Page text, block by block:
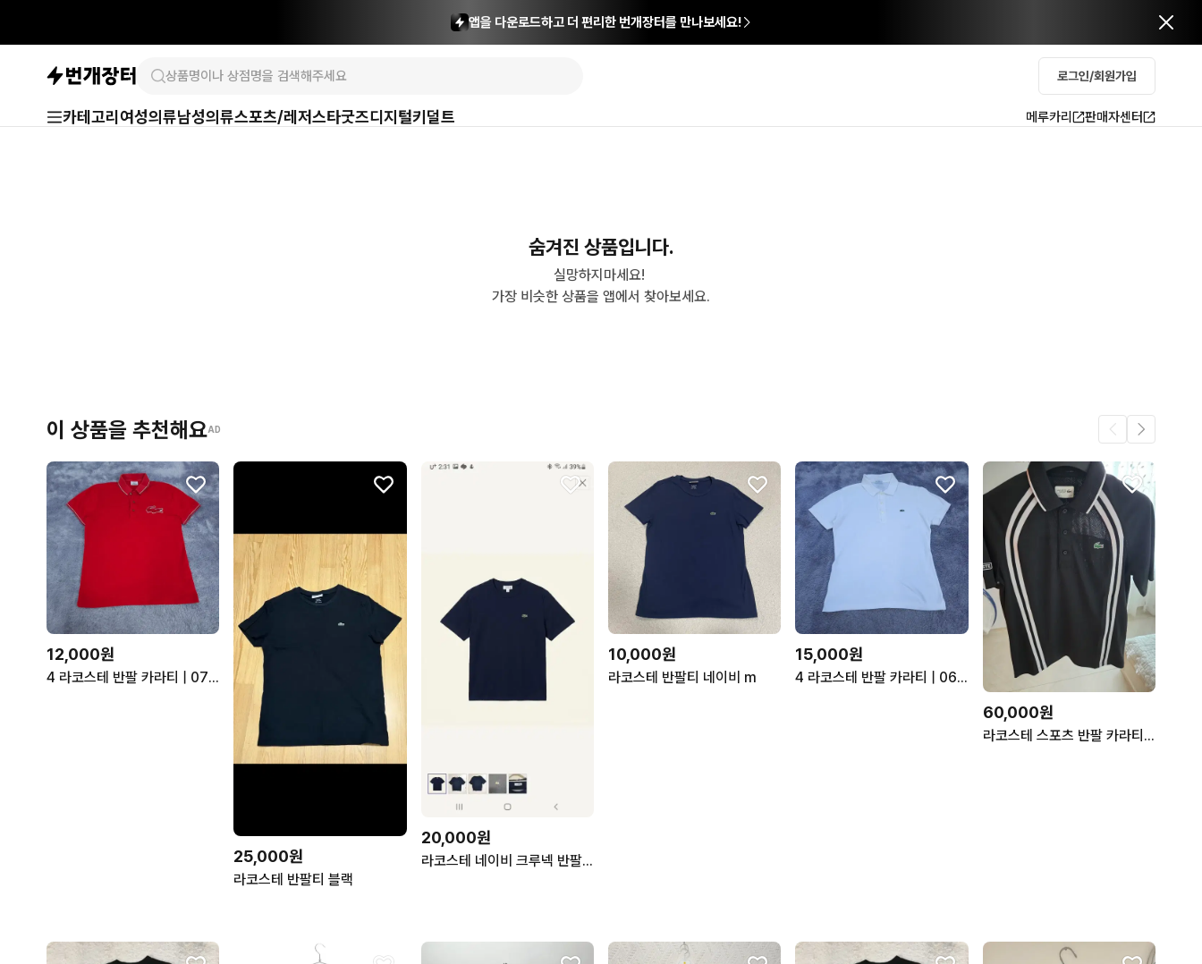
앱을 다운로드하고 더 편리한 번개장터를 만나보세요!
로그인/회원가입
카테고리 여성의류남성의류스포츠/레저스타굿즈디지털키덜트 메루카리 판매자센터
숨겨진 상품입니다.
실망하지마세요!
가장 비슷한 상품을 앱에서 찾아보세요.
이 상품을 추천해요AD
12,000원
4 라코스테 반팔 카라티 | 0720A15
25,000원
라코스테 반팔티 블랙
20,000원
라코스테 네이비 크루넥 반팔티 40사이즈
10,000원
라코스테 반팔티 네이비 m
15,000원
4 라코스테 반팔 카라티 | 0618A03
60,000원
라코스테 스포츠 반팔 카라티 검정 팝니다